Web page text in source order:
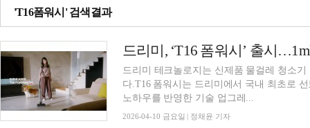
'T16폼워시' 검색결과
드리미, ‘T16 폼워시’ 출시
드리미 테크놀로지는 신제품 물걸레 청소기
다.T16 폼워시는 드리미에서 국내 최초로
노하우를 반영한 기술 업그레...
2026-04-10 금요일 | 정채윤 기자